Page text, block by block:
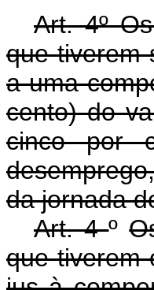
Art. 4º
que tiverem
a uma
cento) do
cinco por
da jornada
Art. 4º
que tiverem